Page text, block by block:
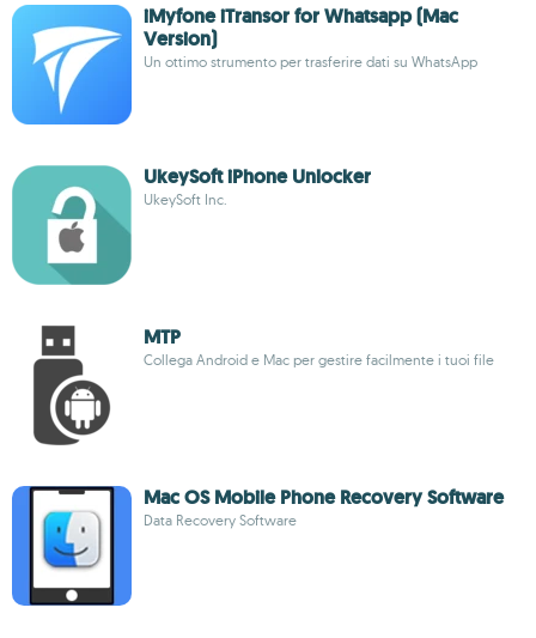
iMyfone iTransor for Whatsapp (Mac
Version)
Un ottimo strumento per trasferire dati su WhatsApp
UkeySoft iPhone Unlocker
UkeySoft Inc.
MTP
Collega Android e Mac per gestire facilmente i tuoi file
Mac OS Mobile Phone Recovery Software
Data Recovery Software